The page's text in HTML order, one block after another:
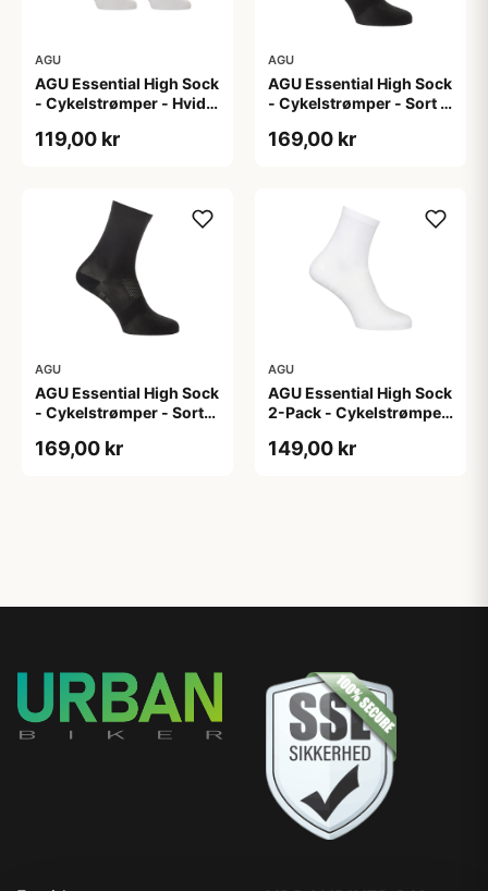
AGU
AGU Essential High Sock
- Cykelstrømper - Hvid -
119,00 kr
AGU
AGU Essential High Sock
- Cykelstrømper - Sort -
169,00 kr
AGU
AGU Essential High Sock
- Cykelstrømper - Sort-
169,00 kr
AGU
AGU Essential High Sock
2-Pack - Cykelstrømper
149,00 kr